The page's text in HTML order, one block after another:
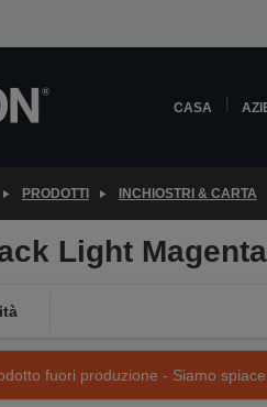
CASA
PRODOTTI INCHIOSTRI & CARTA
Light
fuori produzione - Siamo